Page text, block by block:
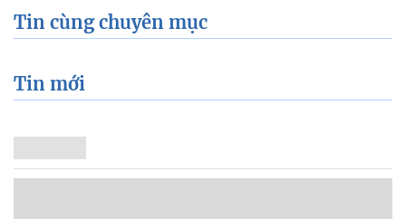
Tin cùng chuyên mục
Tin mới